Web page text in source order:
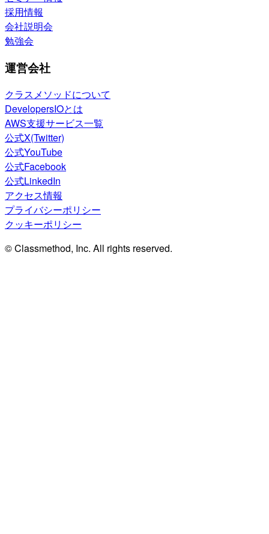
採用情報
会社説明会
勉強会
運営会社
クラスメソッドについて
DevelopersIOとは
AWS支援サービス一覧
公式X(Twitter)
公式YouTube
公式Facebook
公式LinkedIn
アクセス情報
プライバシーポリシー
クッキーポリシー
© Classmethod, Inc. All rights reserved.